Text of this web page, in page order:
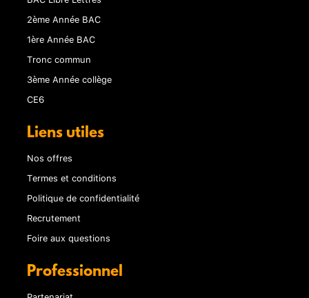
2ème Année BAC
1ère Année BAC
Tronc commun
3ème Année collège
CE6
Liens utiles
Nos offres
Termes et conditions
Politique de confidentialité
Recrutement
Foire aux questions
Professionnel